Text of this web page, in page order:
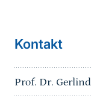
Kontakt
Prof. Dr.